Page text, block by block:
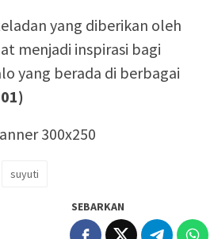
yang diberikan oleh
menjadi inspirasi bagi
yang berada di berbagai
suyuti
SEBARKAN